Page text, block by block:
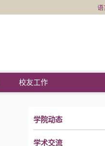
语
校友工作
学院动态
学术交流